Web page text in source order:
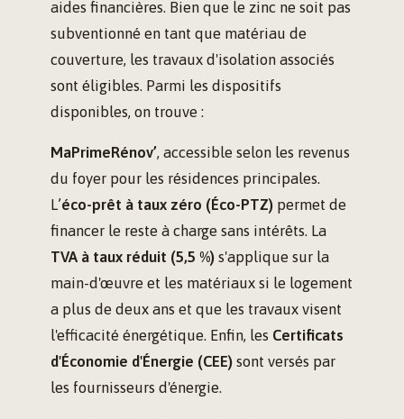
aides financières. Bien que le zinc ne soit pas
subventionné en tant que matériau de
couverture, les travaux d'isolation associés
sont éligibles. Parmi les dispositifs
disponibles, on trouve :
MaPrimeRénov’, accessible selon les revenus
du foyer pour les résidences principales.
L’éco-prêt à taux zéro (Éco-PTZ) permet de
financer le reste à charge sans intérêts. La
TVA à taux réduit (5,5 %) s'applique sur la
main-d'œuvre et les matériaux si le logement
a plus de deux ans et que les travaux visent
l'efficacité énergétique. Enfin, les Certificats
d'Économie d'Énergie (CEE) sont versés par
les fournisseurs d'énergie.